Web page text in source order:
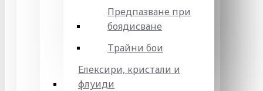
Предпазване при
боядисване
Трайни бои
Елексири, кристали и
флуиди